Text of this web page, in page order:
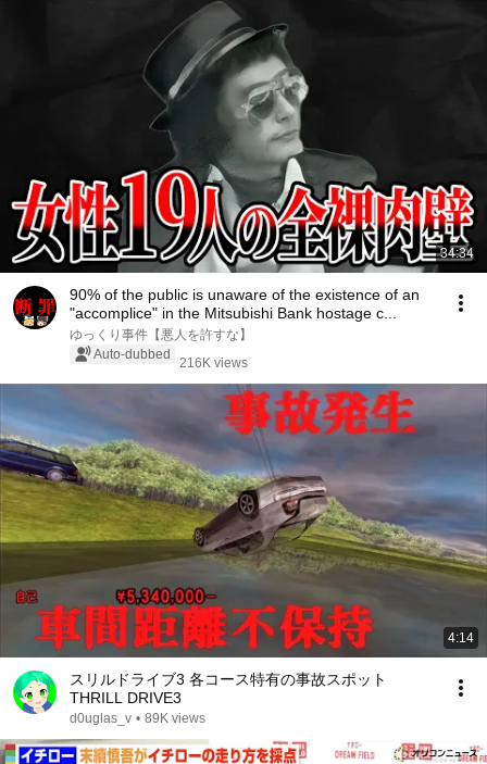
34:34
90% of the public is unaware of the existence of an
"accomplice" in the Mitsubishi Bank hostage c...
ゆっくり事件【悪人を許すな】
Auto-dubbed
216K views
4:14
スリルドライブ3 各コース特有の事故スポット
THRILL DRIVE3
d0uglas_v • 89K views